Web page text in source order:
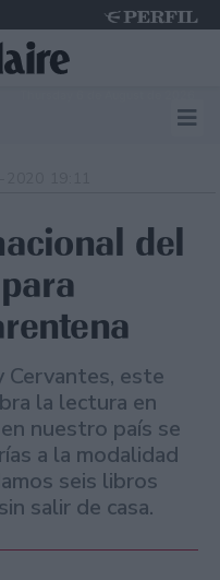
del
Cervantes, este
la lectura en
nuestro país se
a la modalidad
seis libros
salir de casa.